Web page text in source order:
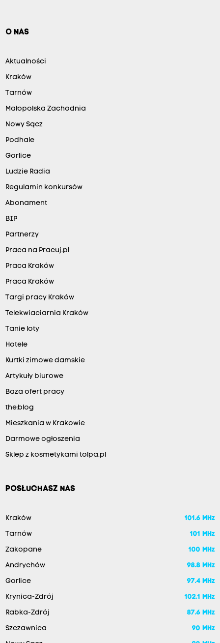
O NAS
Aktualności
Kraków
Tarnów
Małopolska Zachodnia
Nowy Sącz
Podhale
Gorlice
Ludzie Radia
Regulamin konkursów
Abonament
BIP
Partnerzy
Praca na Pracuj.pl
Praca Kraków
Praca Kraków
Targi pracy Kraków
Telekwiaciarnia Kraków
Tanie loty
Hotele
Kurtki zimowe damskie
Artykuły biurowe
Baza ofert pracy
the:blog
Mieszkania w Krakowie
Darmowe ogłoszenia
Sklep z kosmetykami tolpa.pl
POSŁUCHASZ NAS
Kraków 101.6 MHz
Tarnów 101 MHz
Zakopane 100 MHz
Andrychów 98.8 MHz
Gorlice 97.4 MHz
Krynica-Zdrój 102.1 MHz
Rabka-Zdrój 87.6 MHz
Szczawnica 90 MHz